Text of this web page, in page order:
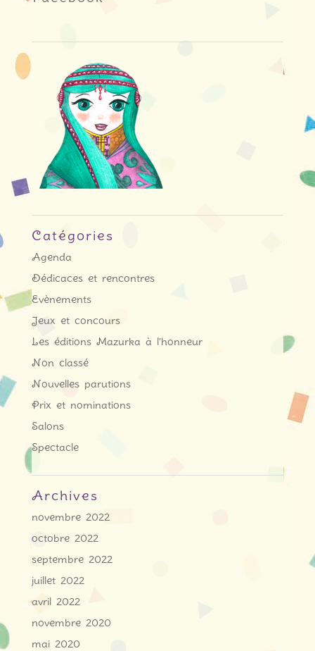
Catégories
Agenda
Dédicaces et rencontres
Evènements
Jeux et concours
Les éditions Mazurka à l'honneur
Non classé
Nouvelles parutions
Prix et nominations
Salons
Spectacle
Archives
novembre 2022
octobre 2022
septembre 2022
juillet 2022
avril 2022
novembre 2020
mai 2020